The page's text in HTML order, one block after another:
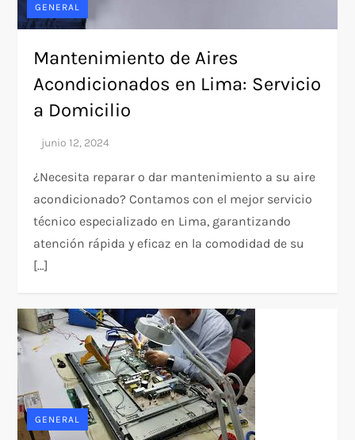
GENERAL
Mantenimiento de Aires
Acondicionados en Lima: Servicio
a Domicilio
¿Necesita reparar o dar mantenimiento a su aire
acondicionado? Contamos con el mejor servicio
técnico especializado en Lima, garantizando
atención rápida y eficaz en la comodidad de su
[…]
GENERAL